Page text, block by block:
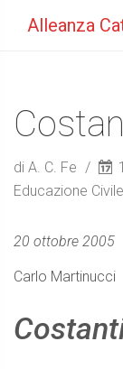
Alleanza
di A. C. Fe
Educazione Civile
20 ottobre 2005
Carlo Martinucci